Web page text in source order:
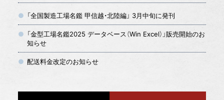
「全国製造工場名鑑 甲信越・北陸編」 3月中旬に発刊
「金型工場名鑑2025 データベース（Win Excel）」販売開始のお
知らせ
配送料金改定のお知らせ